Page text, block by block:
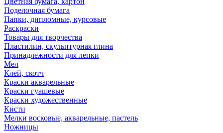
Поделочная бумага
Папки, дипломные, курсовые
Раскраски
Товары для творчества
Пластилин, скульптурная глина
Принадлежности для лепки
Мел
Клей, скотч
Краски акварельные
Краски гуашевые
Краски художественные
Кисти
Мелки восковые, акварельные, пастель
Ножницы